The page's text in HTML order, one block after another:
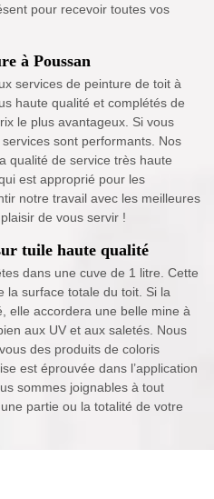
pour recevoir toutes vos
à Poussan
services de peinture de toit à
haute qualité et complétés de
le plus avantageux. Si vous
sont performants. Nos
qualité de service très haute
est approprié pour les
notre travail avec les meilleures
de vous servir !
tuile haute qualité
dans une cuve de 1 litre. Cette
la surface totale du toit. Si la
elle accordera une belle mine à
aux UV et aux saletés. Nous
des produits de coloris
est éprouvée dans l’application
sommes joignables à tout
partie ou la totalité de votre